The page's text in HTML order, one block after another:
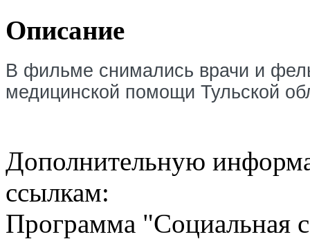
Описание
В фильме снимались врачи и
медицинской помощи Тульской
Дополнительную
ссылкам:
Программа "Социальная